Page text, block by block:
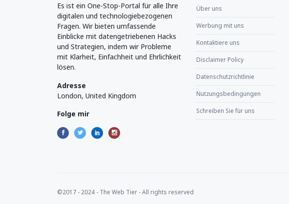
Es ist ein One-Stop-Portal für alle Ihre
digitalen und technologiebezogenen
Fragen. Wir bieten umfassende
Einblicke mit datengetriebenen Hacks
und Strategien, indem wir Probleme
mit Klarheit, Einfachheit und Ehrlichkeit
lösen.
Adresse
London, United Kingdom
Folge mir
Über uns
Werbung mit uns
Kontaktiere uns
Disclaimer Policy
Datenschutzrichtlinie
Nutzungsbedingungen
Schreiben Sie für uns
©2017 - 2024 - The Web Tier - All rights reserved